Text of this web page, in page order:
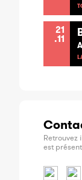
21
.11
est